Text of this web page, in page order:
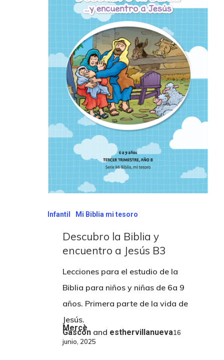
Infantil Mi Biblia mi tesoro
Descubro la Biblia y
encuentro a Jesús B3
Lecciones para el estudio de la
Biblia para niños y niñas de 6a 9
años. Primera parte de la vida de
Jesús.
Mercè
Gascón and esthervillanueva16
junio, 2025